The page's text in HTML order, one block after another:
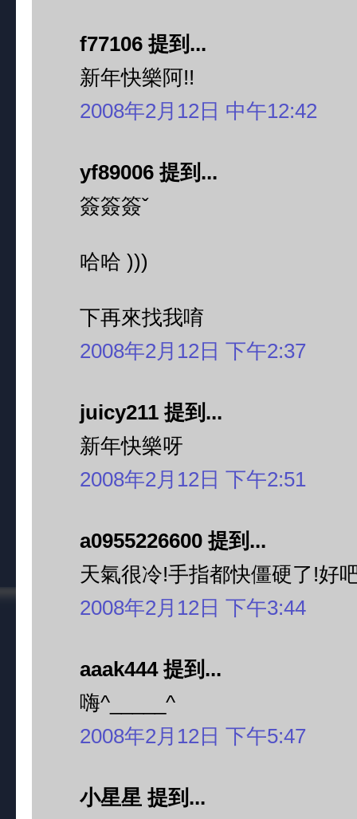
f77106 提到...
新年快樂阿!!
2008年2月12日 中午12:42
yf89006 提到...
簽簽簽ˇ
哈哈 )))
下再來找我唷
2008年2月12日 下午2:37
juicy211 提到...
新年快樂呀
2008年2月12日 下午2:51
a0955226600 提到...
天氣很冷!手指都快僵硬了!好
2008年2月12日 下午3:44
aaak444 提到...
嗨^_____^
2008年2月12日 下午5:47
小星星 提到...